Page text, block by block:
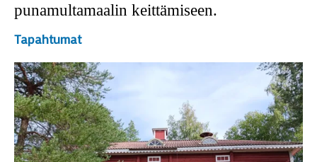
punamultamaalin keittämiseen.
Tapahtumat